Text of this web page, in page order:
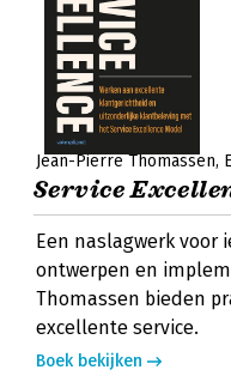
Jean-Pierre Thomassen
Service
Een naslagwerk voor
ontwerpen en
Thomassen bieden
excellente service.
Boek bekijken